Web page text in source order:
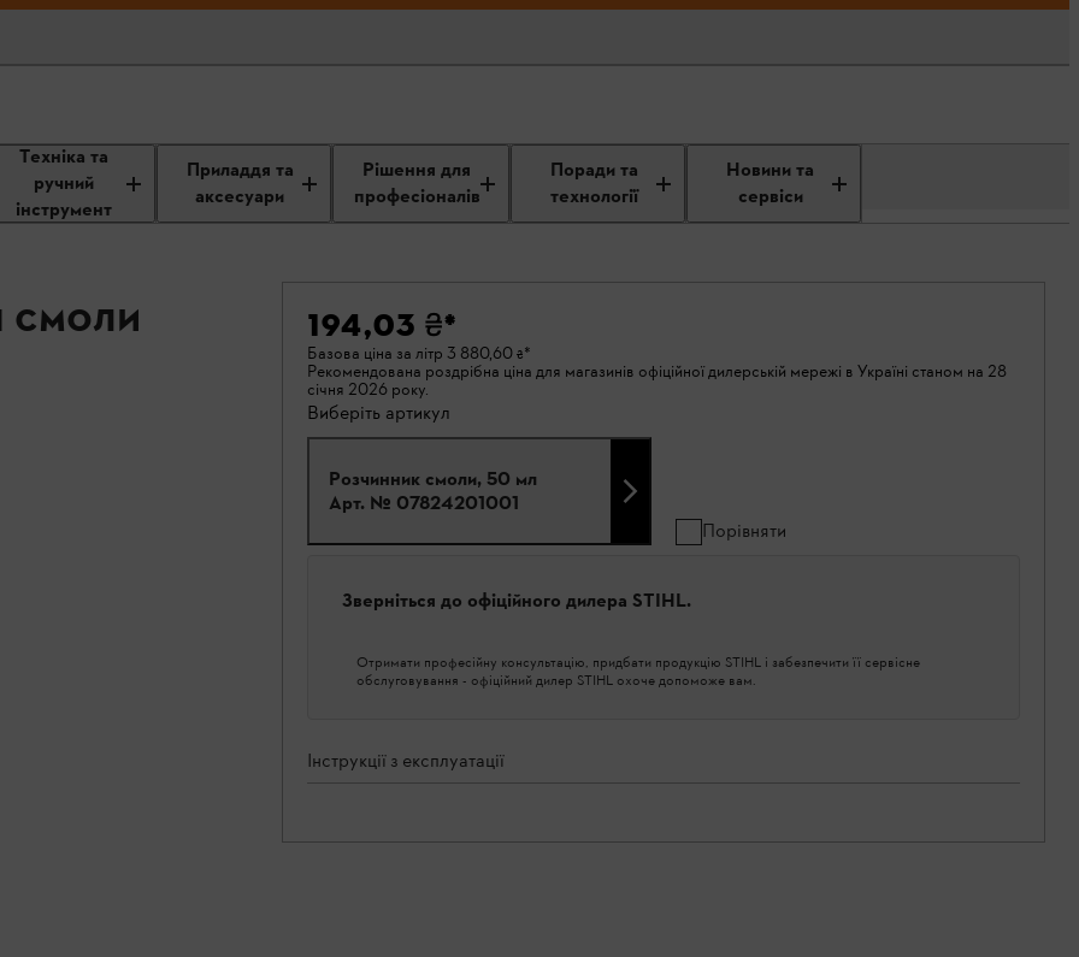
Техніка та
ручний
інструмент
Приладдя та
аксесуари
Рішення для
професіоналів
Поради та
технології
Новини та
сервіси
смоли
194,03 ₴*
Базова ціна за літр 3 880,60 ₴*
Рекомендована роздрібна ціна для магазинів офіційної дилерській мережі в Україні станом на 28
січня 2026 року.
Виберіть артикул
Розчинник смоли, 50 мл
Арт. № 07824201001
Порівняти
Зверніться до офіційного дилера STIHL.
Отримати професійну консультацію, придбати продукцію STIHL і забезпечити її сервісне
обслуговування - офіційний дилер STIHL охоче допоможе вам.
Інструкції з експлуатації